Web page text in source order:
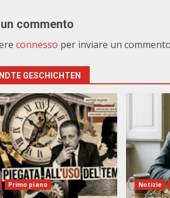
commento
connesso per inviare un
GESCHICHTEN
Primo piano Notizie